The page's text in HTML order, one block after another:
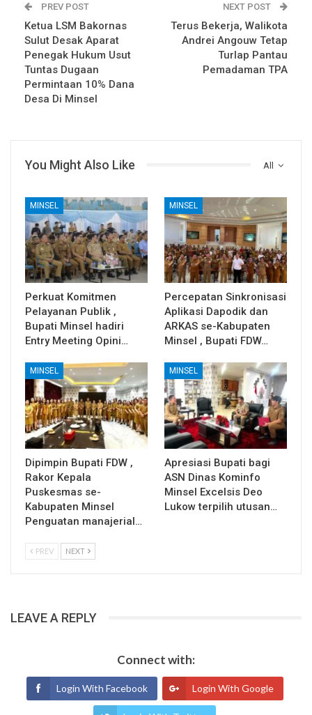
PREV POST
Ketua LSM Bakornas
Sulut Desak Aparat
Penegak Hukum Usut
Tuntas Dugaan
Permintaan 10% Dana
Desa Di Minsel
NEXT POST
Terus Bekerja, Walikota
Andrei Angouw Tetap
Turlap Pantau
Pemadaman TPA
All
You Might Also Like
MINSEL
Perkuat Komitmen
Pelayanan Publik ,
Bupati Minsel hadiri
Entry Meeting Opini…
MINSEL
Percepatan Sinkronisasi
Aplikasi Dapodik dan
ARKAS se-Kabupaten
Minsel , Bupati FDW…
MINSEL
Dipimpin Bupati FDW ,
Rakor Kepala
Puskesmas se-
Kabupaten Minsel
Penguatan manajerial…
MINSEL
Apresiasi Bupati bagi
ASN Dinas Kominfo
Minsel Excelsis Deo
Lukow terpilih utusan…
PREV NEXT
LEAVE A REPLY
Connect with:
Login With Facebook Login With Google